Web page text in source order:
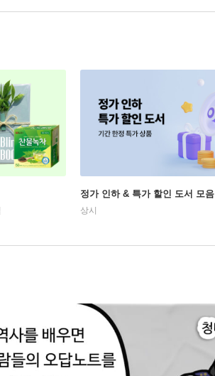
정가 인하 & 특가 할인 도서 모음
상시